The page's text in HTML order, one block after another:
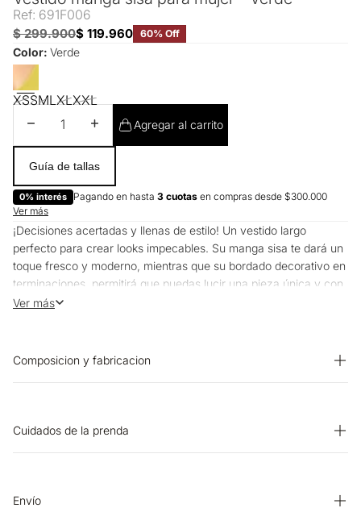
Ref: 691F006
$ 299.900$ 119.960 60% Off
Color: Verde
XSSML XLXXL
Disminuir cantidadAumentar cantidad
Agregar al carrito
Guía de tallas
0% interés Pagando en hasta 3 cuotas en compras desde $300.000
Ver más
¡Decisiones acertadas y llenas de estilo! Un vestido largo
perfecto para crear looks impecables. Su manga sisa te dará un
toque fresco y moderno, mientras que su bordado decorativo en
terminaciones, permitirá que puedas lucir una pieza única y con
la esencia ESPRIT que tanto amas. Combínalo con algunos
Ver más
Composicion y fabricacion
Cuidados de la prenda
tendedero a la sombra. OTROS: Lavar separadamente.
Envío